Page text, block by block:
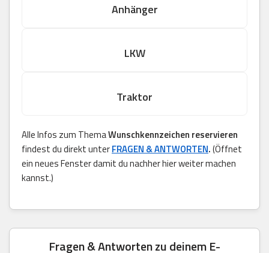
Anhänger
LKW
Traktor
Alle Infos zum ThemaWunschkennzeichen reservieren
findest du direkt unterFRAGEN & ANTWORTEN.(Öffnet
ein neues Fenster damit du nachher hier weiter machen
kannst.)
Fragen & Antworten zu deinem E-